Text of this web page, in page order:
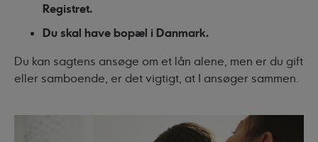
Registret.
Du skal have bopæl i Danmark.
Du kan sagtens ansøge om et lån alene, men er du gift
eller samboende, er det vigtigt, at I ansøger sammen.